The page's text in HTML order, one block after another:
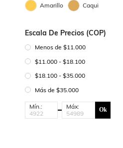
Amarillo Caqui
Escala De Precios (COP)
Menos de $11.000
$11.000 - $18.100
$18.100 - $35.000
Más de $35.000
Mín.: Máx: Ok